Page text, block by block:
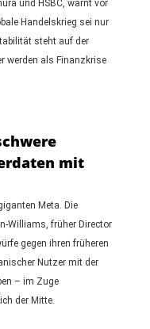
und HSBC, warnt vor
Handelskrieg sei nur
steht auf der
werden als Finanzkrise
mit
Meta. Die
Williams, früher Director
gegen ihren früheren
Nutzer mit der
– im Zuge
der Mitte.